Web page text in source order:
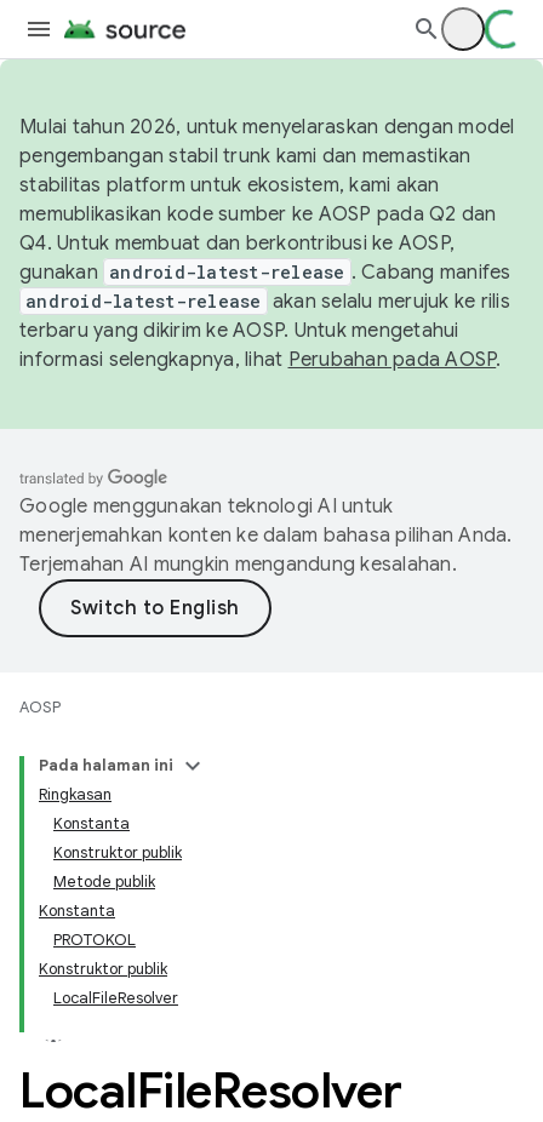
Mulai tahun 2026, untuk menyelaraskan dengan model
pengembangan stabil trunk kami dan memastikan
stabilitas platform untuk ekosistem, kami akan
memublikasikan kode sumber ke AOSP pada Q2 dan
Q4. Untuk membuat dan berkontribusi ke AOSP,
gunakan android-latest-release . Cabang manifes
android-latest-release akan selalu merujuk ke rilis
terbaru yang dikirim ke AOSP. Untuk mengetahui
informasi selengkapnya, lihat Perubahan pada AOSP.
Google menggunakan teknologi AI untuk
menerjemahkan konten ke dalam bahasa pilihan Anda.
Terjemahan AI mungkin mengandung kesalahan.
AOSP
Pada halaman ini
Ringkasan
Konstanta
Konstruktor publik
Metode publik
Konstanta
PROTOKOL
Konstruktor publik
LocalFileResolver
LocalFileResolver